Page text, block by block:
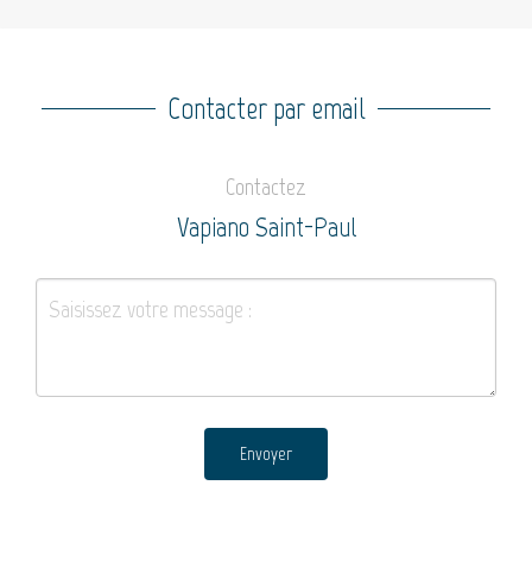
Contacter par email
Contactez
Vapiano Saint-Paul
Envoyer